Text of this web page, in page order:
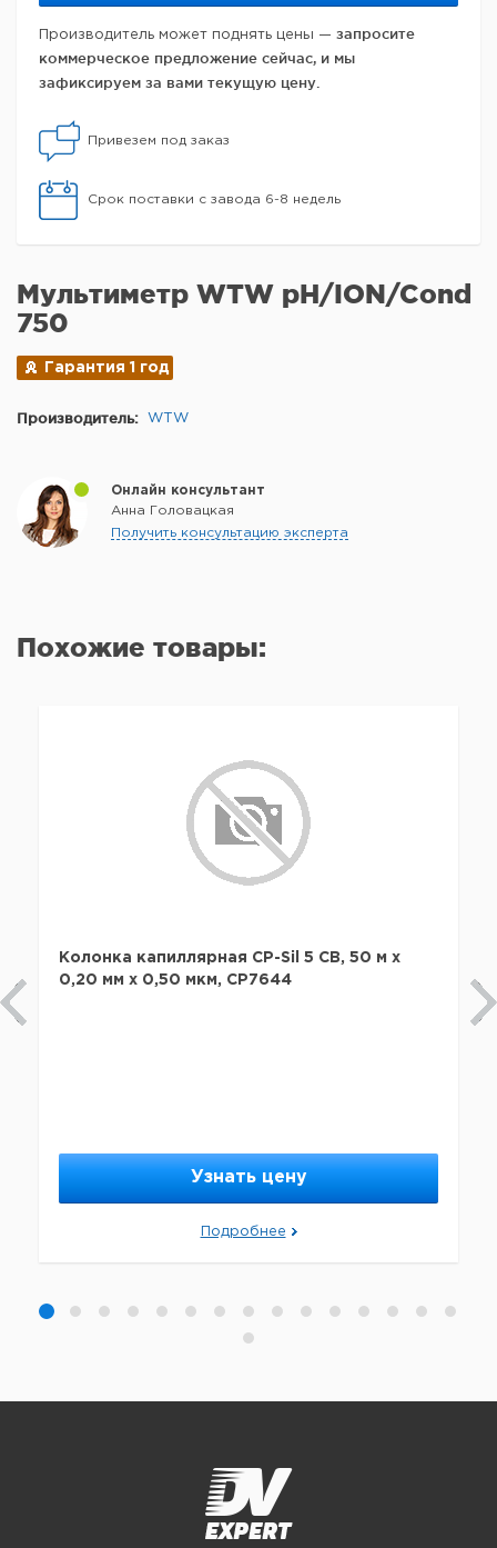
Производитель может поднять цены — запросите
коммерческое предложение сейчас, и мы
зафиксируем за вами текущую цену.
Привезем под заказ
Срок поставки с завода 6-8 недель
Мультиметр WTW pH/ION/Cond
750
Гарантия 1 год
Производитель: WTW
Онлайн консультант
Анна Головацкая
Получить консультацию эксперта
Похожие товары:
Колонка капиллярная CP-Sil 5 CB, 50 м x
0,20 мм х 0,50 мкм, CP7644
Узнать цену
Подробнее